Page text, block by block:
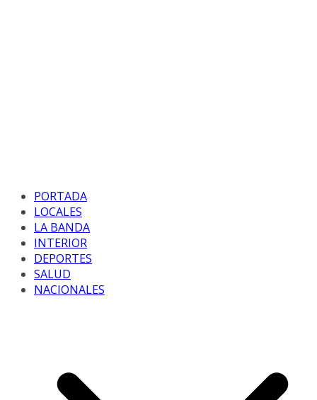
PORTADA
LOCALES
LA BANDA
INTERIOR
DEPORTES
SALUD
NACIONALES